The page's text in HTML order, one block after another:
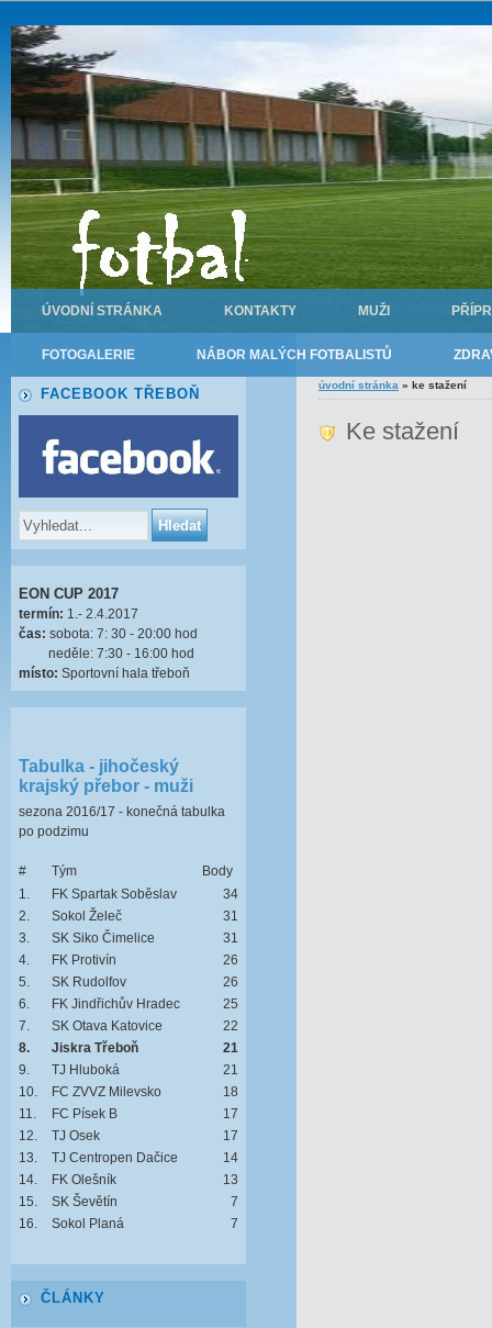
ÚVODNÍ STRÁNKA KONTAKTY MUŽI
FOTOGALERIE NÁBOR MALÝCH FOTBALISTŮ
úvodní stránka » ke stažení
Ke stažení
FACEBOOK TŘEBOŇ
EON CUP 2017
termín: 1.- 2.4.2017
čas: sobota: 7: 30 - 20:00 hod
neděle: 7:30 - 16:00 hod
místo: Sportovní hala třeboň
Tabulka - jihočeský
krajský přebor - muži
sezona 2016/17 - konečná tabulka
po podzimu
# Tým
Body
1.
FK Spartak Soběslav
34
2.
Sokol Želeč
31
3.
SK Siko Čimelice
31
4.
FK Protivín
26
5.
SK Rudolfov
26
6.
FK Jindřichův Hradec
25
7.
SK Otava Katovice
22
8.
Jiskra Třeboň
21
9.
TJ Hluboká
21
10.
FC ZVVZ Milevsko
18
11.
FC Písek B
17
12.
TJ Osek
17
13.
TJ Centropen Dačice
14
14.
FK Olešník
13
15.
SK Ševětín
7
16.
Sokol Planá 7
ČLÁNKY